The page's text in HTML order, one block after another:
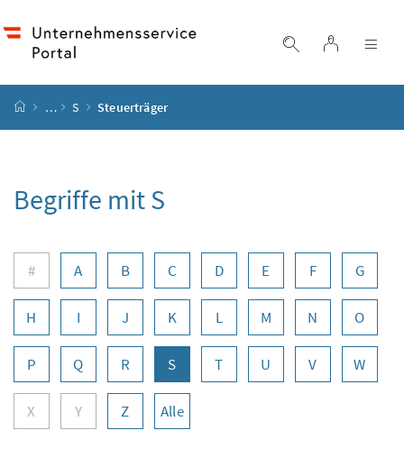
SucheLogin
Startseite
… S Steuerträger
Begriffe mit S
Buchstabennavigation
# A B C D E F G
H I J K L M N O
P Q R S T U V W
X Y Z Alle